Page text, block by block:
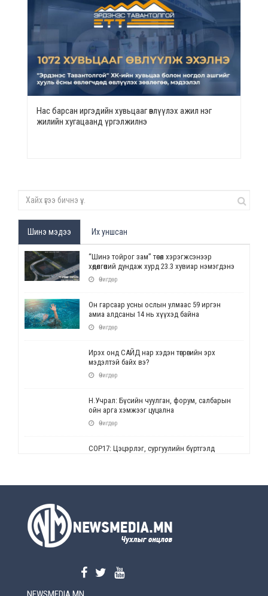
Нас барсан иргэдийн хувьцааг өвлүүлэх ажил нэг
жилийн хугацаанд үргэлжилнэ
Шинэ мэдээ Их уншсан
“Шинэ тойрог зам” төсөл хэрэгжсэнээр
хөдөлгөөний дундаж хурд 23.3 хувиар нэмэгдэнэ
Өчигдөр
Он гарсаар усны ослын улмаас 59 иргэн
амиа алдсаны 14 нь хүүхэд байна
Өчигдөр
Ирэх онд САЙД нар хэдэн төгрөгийн эрх
мэдэлтэй байх вэ?
Өчигдөр
Н.Учрал: Бүсийн чуулган, форум, салбарын
ойн арга хэмжээг цуцална
Өчигдөр
СОР17: Цэцэрлэг, сургуулийн бүртгэлд
Өчигдөр
Өчигдөр